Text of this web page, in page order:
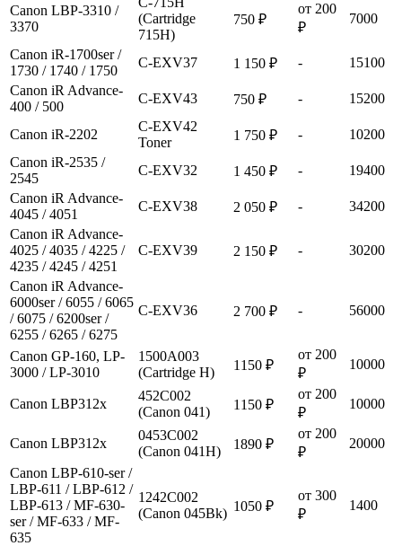
Canon LBP-3310 /
3370
(Cartridge
715H)
750 ₽
от 200
₽
7000
Canon iR-1700ser /
1730 / 1740 / 1750
C-EXV37 1 150 ₽ -
15100
Canon iR Advance-
400 / 500
C-EXV43 750 ₽ - 15200
Canon iR-2202
C-EXV42
Toner
1 750 ₽ -
10200
Canon iR-2535 /
2545
C-EXV32 1 450 ₽ -
19400
Canon iR Advance-
4045 / 4051
C-EXV38 2 050 ₽ -
34200
Canon iR Advance-
4025 / 4035 / 4225 /
4235 / 4245 / 4251
C-EXV39 2 150 ₽ - 30200
Canon iR Advance-
6000ser / 6055 / 6065
/ 6075 / 6200ser /
6255 / 6265 / 6275
C-EXV36 2 700 ₽ - 56000
Canon GP-160, LP-
3000 / LP-3010
1500A003
(Cartridge H)
1150 ₽
от 200
₽
10000
Canon LBP312x
452C002
(Canon 041)
1150 ₽
от 200
₽
10000
Canon LBP312x
0453C002
(Canon 041H)
1890 ₽
от 200
₽
20000
Canon LBP-610-ser /
LBP-611 / LBP-612 /
LBP-613 / MF-630-
ser / MF-633 / MF-
635
1242C002
(Canon 045Bk) 1050 ₽
от 300
₽
1400